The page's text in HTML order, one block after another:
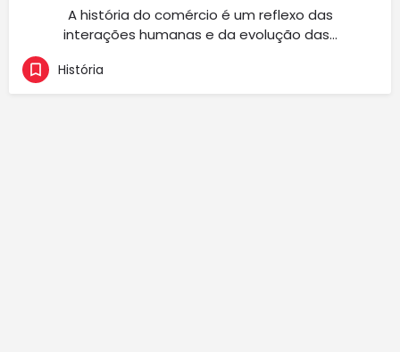
A história do comércio é um reflexo das
interações humanas e da evolução das…
História